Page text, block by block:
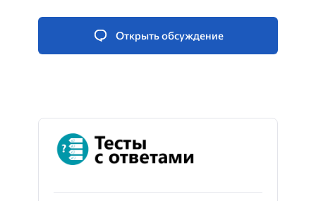
Открыть обсуждение